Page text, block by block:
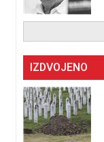
IZDVOJENO